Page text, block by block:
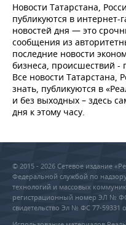
Новости Татарстана,
публикуются в интернет-
новостей дня — это
сообщения из
последние новости
бизнеса, происшествий -
Все новости Татарстана,
знать, публикуются в
и без выходных – здесь
дня к этому часу.
© 2015 - 2026 Сетевое издание
Федеральной службой по
технологий и массовых
регистрационный номер ЭЛ № ФС
свидетельство Эл № ФС 77-59331